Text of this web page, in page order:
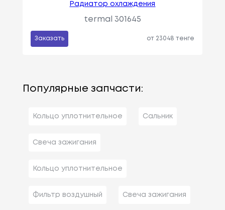
Радиатор охлаждения
termal 301645
Заказать от 23048 тенге
Популярные запчасти:
Кольцо уплотнительное Сальник
Свеча зажигания
Кольцо уплотнительное
Фильтр воздушный Свеча зажигания